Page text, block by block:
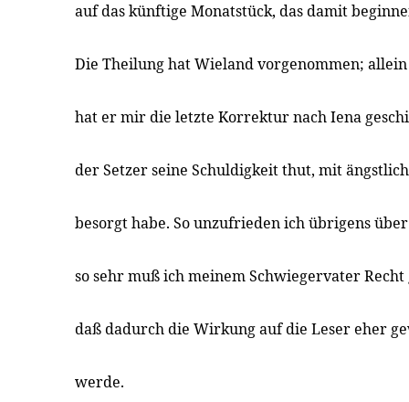
auf das künftige Monatstück, das damit
Die Theilung hat Wieland vorgenommen;
hat er mir die letzte Korrektur nach Iena
der Setzer seine Schuldigkeit thut, mit
besorgt habe. So unzufrieden ich übrigens
so sehr muß ich meinem Schwiegervater
daß dadurch die Wirkung auf die Leser eher
werde.